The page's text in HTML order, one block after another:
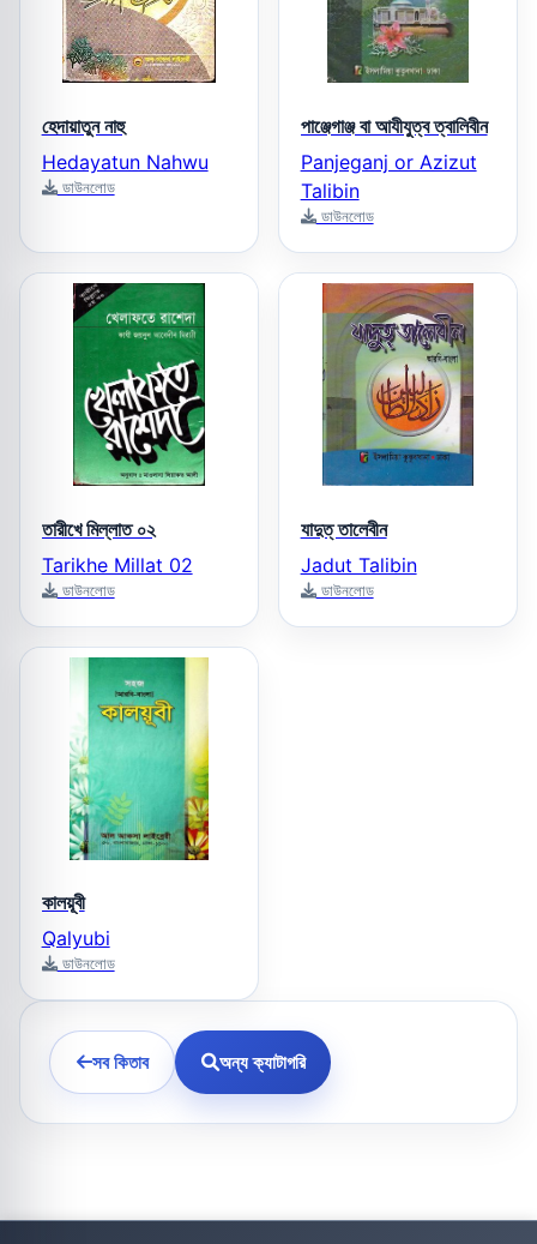
হেদায়াতুন নাহু
Hedayatun Nahwu
ডাউনলোড
পাঞ্জেগাঞ্জ বা আযীযুত্ব ত্বালিবীন
Panjeganj or Azizut
Talibin
ডাউনলোড
তারীখে মিল্লাত ০২
Tarikhe Millat 02
ডাউনলোড
যাদুত্‌ তালেবীন
Jadut Talibin
ডাউনলোড
কালয়ূবী
Qalyubi
ডাউনলোড
সব কিতাব অন্য ক্যাটাগরি